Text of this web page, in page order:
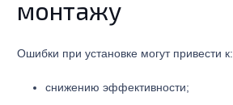
монтажу
Ошибки при установке могут привести к:
снижению эффективности;